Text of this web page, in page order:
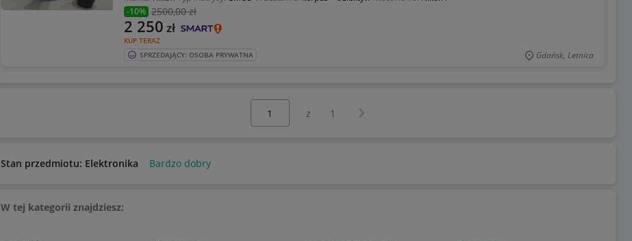
-10% 2500,00 zł
KUP TERAZ
2 250 zł
SPRZEDAJĄCY: OSOBA PRYWATNA Gdańsk, Letnica
z 1 Następna strona
Stan przedmiotu: Elektronika Bardzo dobry
W tej kategorii znajdziesz: